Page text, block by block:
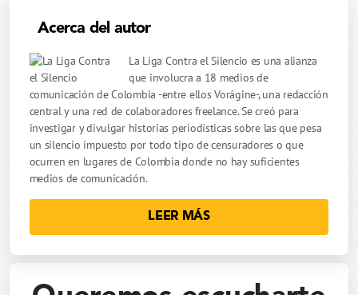
Acerca del autor
La Liga Contra el Silencio es una alianza
que involucra a 18 medios de
comunicación de Colombia -entre ellos Vorágine-, una redacción
central y una red de colaboradores freelance. Se creó para
investigar y divulgar historias periodísticas sobre las que pesa
un silencio impuesto por todo tipo de censuradores o que
ocurren en lugares de Colombia donde no hay suficientes
medios de comunicación.
LEER MÁS